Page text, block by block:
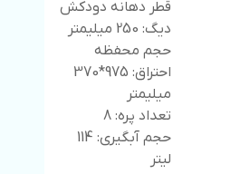
قطر دهانه دودکش
دیگ: 250 میلیمتر
حجم محفظه
احتراق: 975*370
میلیمتر
تعداد پره: 8
حجم آبگیری: 114
لیتر